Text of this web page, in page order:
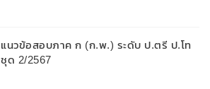
แนวข้อสอบภาค ก (ก.พ.) ระดับ ป.ตรี ป.โท
ชุด 2/2567